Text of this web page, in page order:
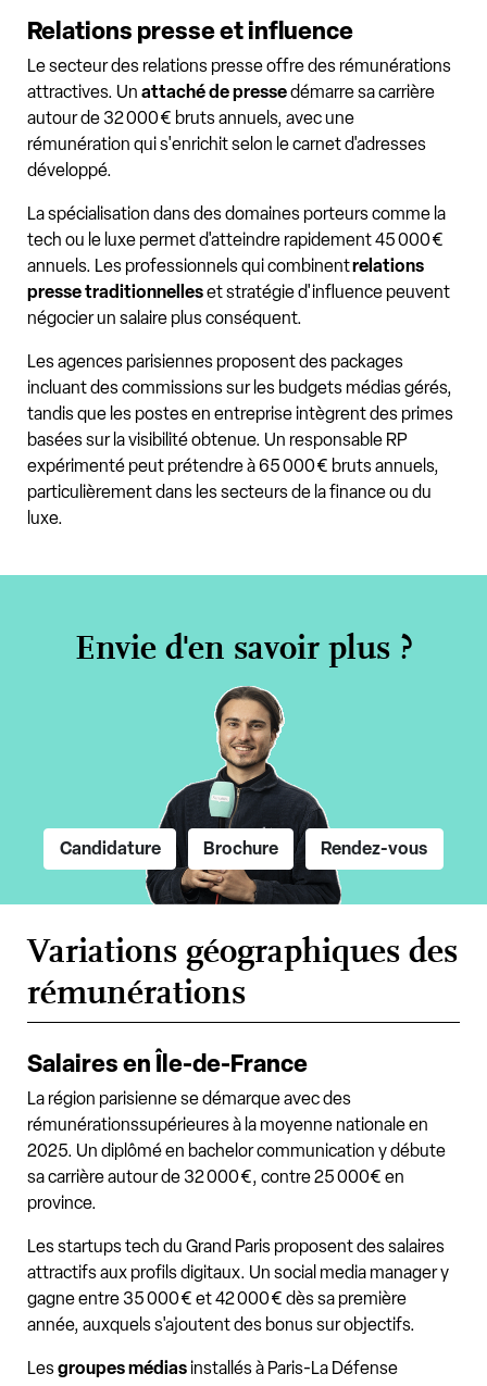
Relations presse et influence
Le secteur des relations presse offre des rémunérations
attractives. Un attaché de pressedémarre sa carrière
autour de 32 000 € bruts annuels, avec une
rémunération qui s'enrichit selon le carnet d'adresses
développé.
La spécialisation dans des domaines porteurs comme la
tech ou le luxe permet d'atteindre rapidement 45 000 €
annuels. Les professionnels qui combinentrelations
presse traditionnelleset stratégie d'influence peuvent
négocier un salaire plus conséquent.
Les agences parisiennes proposent des packages
incluant des commissions sur les budgets médias gérés,
tandis que les postes en entreprise intègrent des primes
basées sur la visibilité obtenue. Un responsable RP
expérimenté peut prétendre à 65 000 € bruts annuels,
particulièrement dans les secteurs de la finance ou du
luxe.
Envie d'en savoir plus ?
Candidature Brochure Rendez-vous
Variations géographiques des
rémunérations
Salaires en Île-de-France
La région parisienne se démarque avec des
rémunérationssupérieures à la moyenne nationale en
2025. Un diplômé en bachelor communication y débute
sa carrière autour de 32 000 €, contre 25 000€ en
province.
Les startups tech du Grand Paris proposent des salaires
attractifs aux profils digitaux. Un social media manager y
gagne entre 35 000 € et 42 000 € dès sa première
année, auxquels s'ajoutent des bonus sur objectifs.
Lesgroupes médias installés à Paris-La Défense